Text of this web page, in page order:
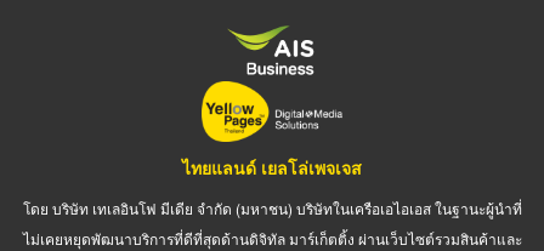
ไทยแลนด์ เยลโล่เพจเจส
โดย บริษัท เทเลอินโฟ มีเดีย จำกัด (มหาชน) บริษัทในเครือเอไอเอส ในฐานะผู้นำที่
ไม่เคยหยุดพัฒนาบริการที่ดีที่สุดด้านดิจิทัล มาร์เก็ตติ้ง ผ่านเว็บไซต์รวมสินค้าและ